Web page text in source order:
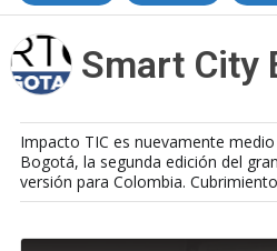
Smart City
Impacto TIC es nuevamente
Bogotá, la segunda edición del
versión para Colombia.